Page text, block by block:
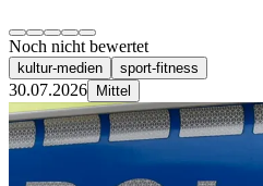
Noch nicht bewertet
kultur-medien sport-fitness
30.07.2026 Mittel